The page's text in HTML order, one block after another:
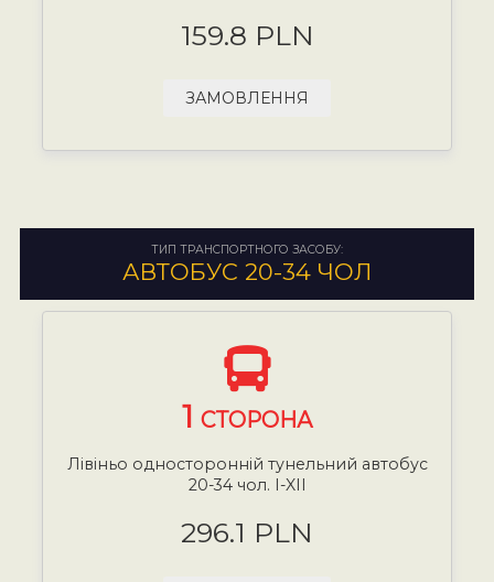
159.8 PLN
ЗАМОВЛЕННЯ
ТИП ТРАНСПОРТНОГО ЗАСОБУ:
АВТОБУС 20-34 ЧОЛ
1 СТОРОНА
Лівіньо односторонній тунельний автобус
20-34 чол. I-XII
296.1 PLN